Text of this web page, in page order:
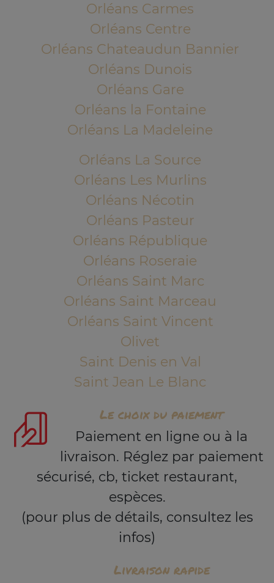
Orléans Carmes
Orléans Centre
Orléans Chateaudun Bannier
Orléans Dunois
Orléans Gare
Orléans la Fontaine
Orléans La Madeleine
Orléans La Source
Orléans Les Murlins
Orléans Nécotin
Orléans Pasteur
Orléans République
Orléans Roseraie
Orléans Saint Marc
Orléans Saint Marceau
Orléans Saint Vincent
Olivet
Saint Denis en Val
Saint Jean Le Blanc
Le choix du paiement
Paiement en ligne ou à la
livraison. Réglez par paiement
sécurisé, cb, ticket restaurant,
espèces.
(pour plus de détails, consultez les
infos)
Livraison rapide